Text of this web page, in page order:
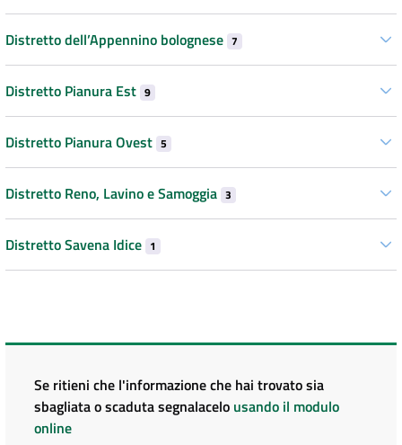
Distretto dell’Appennino bolognese 7
Distretto Pianura Est 9
Distretto Pianura Ovest 5
Distretto Reno, Lavino e Samoggia 3
Distretto Savena Idice 1
Se ritieni che l'informazione che hai trovato sia
sbagliata o scaduta segnalacelo usando il modulo
online